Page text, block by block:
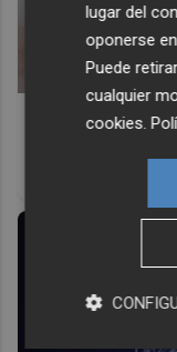
Canciones que
lugar del
oponerse
Puede
cualquier
cookies .